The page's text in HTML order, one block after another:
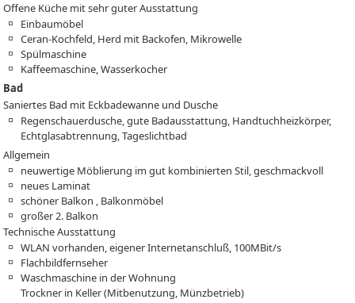
Offene Küche mit sehr guter Ausstattung
Einbaumöbel
Ceran-Kochfeld, Herd mit Backofen, Mikrowelle
Spülmaschine
Kaffeemaschine, Wasserkocher
Bad
Saniertes Bad mit Eckbadewanne und Dusche
Regenschauerdusche, gute Badausstattung, Handtuchheizkörper,
Echtglasabtrennung, Tageslichtbad
Allgemein
neuwertige Möblierung im gut kombinierten Stil, geschmackvoll
neues Laminat
schöner Balkon , Balkonmöbel
großer 2. Balkon
Technische Ausstattung
WLAN vorhanden, eigener Internetanschluß, 100MBit/s
Flachbildfernseher
Waschmaschine in der Wohnung
Trockner in Keller (Mitbenutzung, Münzbetrieb)